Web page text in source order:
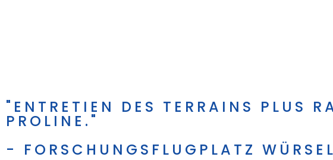
"ENTRETIEN DES TERRAINS PLUS
PROLINE."
- FORSCHUNGSFLUGPLATZ